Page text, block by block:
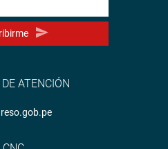
ATENCIÓN